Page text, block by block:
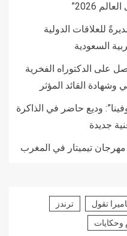
2026”
للعلاقات الدولية
على الدكتوراه الفخرية
وشهادة القائد المؤثر
وديع حاضر في الذاكرة
جديدة
تيميتار في المغرب
تقول
ترندز
وحكايات